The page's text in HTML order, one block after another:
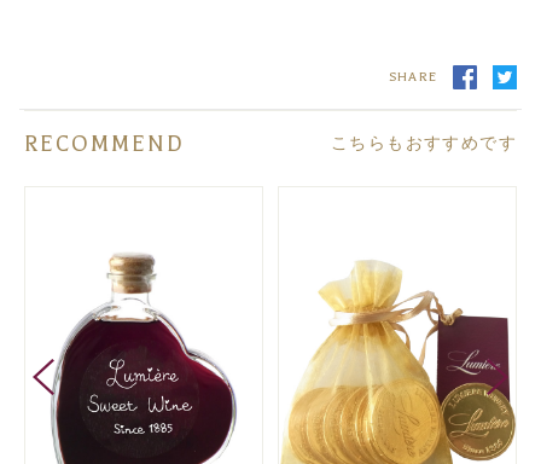
SHARE
RECOMMEND こちらもおすすめです